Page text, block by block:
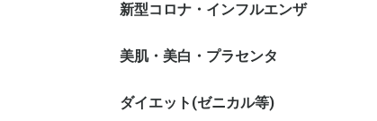
新型コロナ・インフルエンザ
美肌・美白・プラセンタ
ダイエット(ゼニカル等)